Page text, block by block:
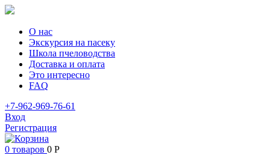
О нас
Экскурсия на пасеку
Школа пчеловодства
Доставка и оплата
Это интересно
FAQ
+7-962-969-76-61
Вход
Регистрация
0 товаров 0 Р